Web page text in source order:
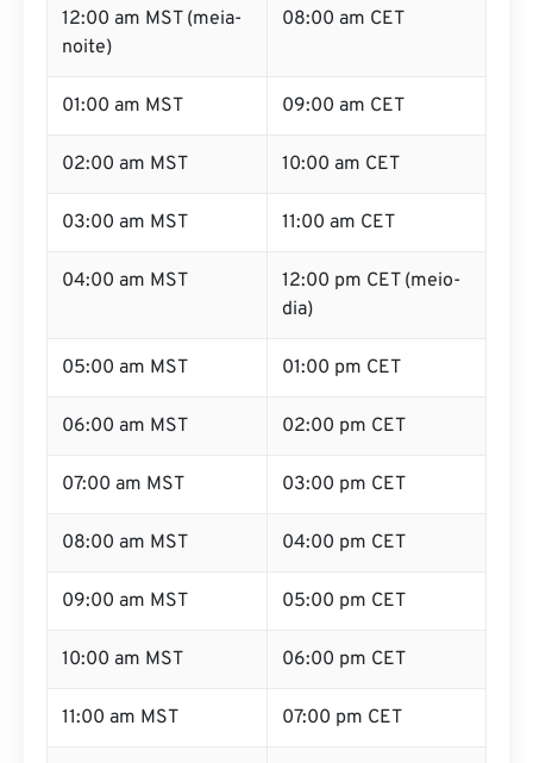
12:00 am MST (meia-
noite)
08:00 am CET
01:00 am MST 09:00 am CET
02:00 am MST 10:00 am CET
03:00 am MST 11:00 am CET
04:00 am MST
12:00 pm CET (meio-
dia)
05:00 am MST 01:00 pm CET
06:00 am MST 02:00 pm CET
07:00 am MST 03:00 pm CET
08:00 am MST 04:00 pm CET
09:00 am MST 05:00 pm CET
10:00 am MST 06:00 pm CET
11:00 am MST 07:00 pm CET